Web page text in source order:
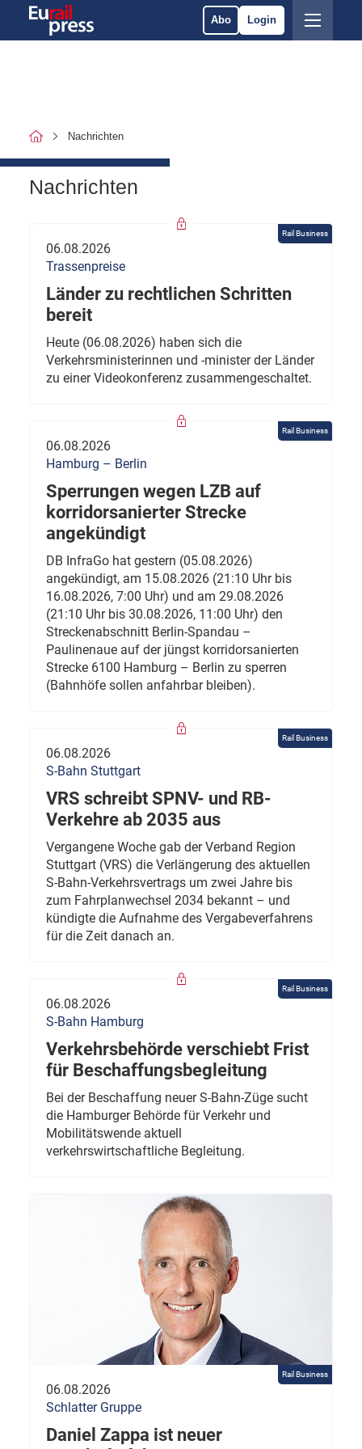
Abo Login
Nachrichten
Nachrichten
Rail Business
06.08.2026
Trassenpreise
Länder zu rechtlichen Schritten
bereit
Heute (06.08.2026) haben sich die
Verkehrsministerinnen und -minister der Länder
zu einer Videokonferenz zusammengeschaltet.
Rail Business
06.08.2026
Hamburg – Berlin
Sperrungen wegen LZB auf
korridorsanierter Strecke
angekündigt
DB InfraGo hat gestern (05.08.2026)
angekündigt, am 15.08.2026 (21:10 Uhr bis
16.08.2026, 7:00 Uhr) und am 29.08.2026
(21:10 Uhr bis 30.08.2026, 11:00 Uhr) den
Streckenabschnitt Berlin-Spandau –
Paulinenaue auf der jüngst korridorsanierten
Strecke 6100 Hamburg – Berlin zu sperren
(Bahnhöfe sollen anfahrbar bleiben).
Rail Business
06.08.2026
S-Bahn Stuttgart
VRS schreibt SPNV- und RB-
Verkehre ab 2035 aus
Vergangene Woche gab der Verband Region
Stuttgart (VRS) die Verlängerung des aktuellen
S-Bahn-Verkehrsvertrags um zwei Jahre bis
zum Fahrplanwechsel 2034 bekannt – und
kündigte die Aufnahme des Vergabeverfahrens
für die Zeit danach an.
Rail Business
06.08.2026
S-Bahn Hamburg
Verkehrsbehörde verschiebt Frist
für Beschaffungsbegleitung
Bei der Beschaffung neuer S-Bahn-Züge sucht
die Hamburger Behörde für Verkehr und
Mobilitätswende aktuell
verkehrswirtschaftliche Begleitung.
Rail Business
06.08.2026
Schlatter Gruppe
Daniel Zappa ist neuer